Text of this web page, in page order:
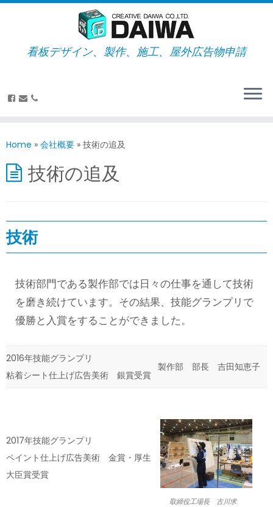
看板デザイン、製作、施工、屋外広告物申請
Home » 会社概要 » 技術の追及
技術の追及
技術
技術部門である製作部では日々の仕事を通して技術
を磨き続けています。その結果、技能グランプリで
優勝と入賞をすることができました。
2016年技能グランプリ
粘着シート仕上げ広告美術 銀賞受賞
製作部 部長 吉田知恵子
2017年技能グランプリ
ペイント仕上げ広告美術 金賞・厚生
大臣賞受賞
取締役工場長 古川求